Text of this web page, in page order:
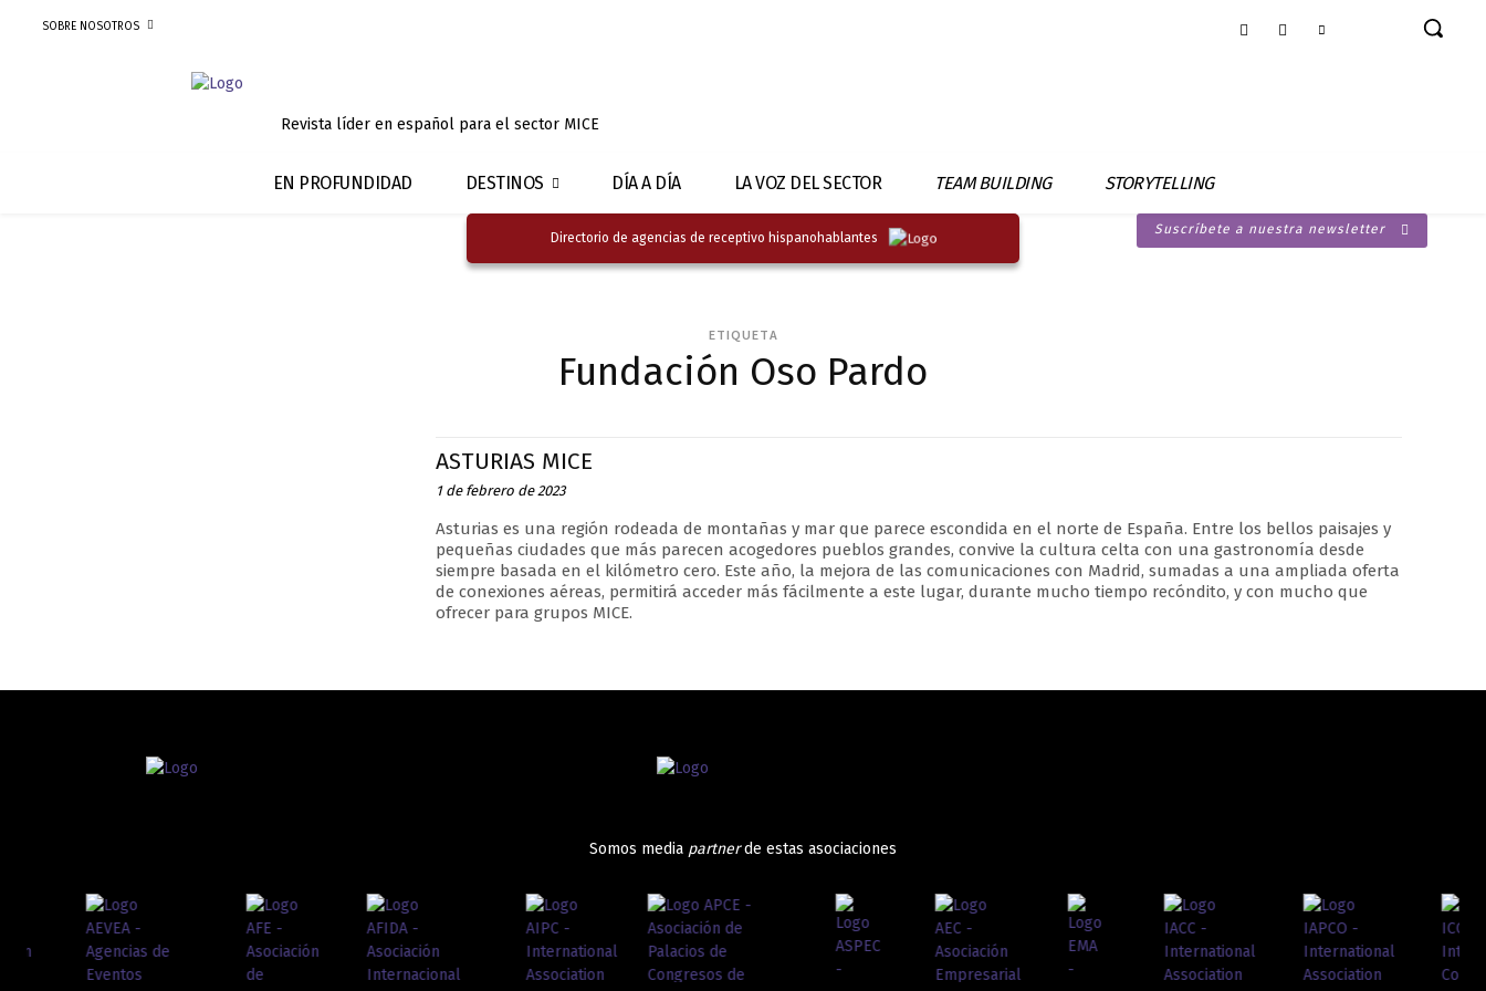
SOBRE NOSOTROS
Revista líder en español para el sector MICE
EN PROFUNDIDAD DESTINOS DÍA A DÍA LA VOZ DEL SECTOR TEAM BUILDING STORYTELLING
Directorio de agencias de receptivo hispanohablantes
Suscríbete a nuestra newsletter
ETIQUETA
Fundación Oso Pardo
ASTURIAS MICE
1 de febrero de 2023
Asturias es una región rodeada de montañas y mar que parece escondida en el norte de España. Entre los bellos paisajes y
pequeñas ciudades que más parecen acogedores pueblos grandes, convive la cultura celta con una gastronomía desde
siempre basada en el kilómetro cero. Este año, la mejora de las comunicaciones con Madrid, sumadas a una ampliada oferta
de conexiones aéreas, permitirá acceder más fácilmente a este lugar, durante mucho tiempo recóndito, y con mucho que
ofrecer para grupos MICE.
Somos media partnerde estas asociaciones